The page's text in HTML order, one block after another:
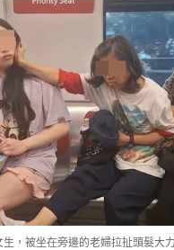
，被坐在旁邊的老婦拉扯頭髮大